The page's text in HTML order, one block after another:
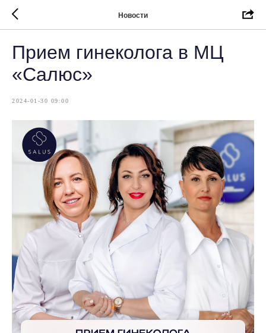
Новости
Прием гинеколога в МЦ
«Салюс»
2024-01-30 09:00